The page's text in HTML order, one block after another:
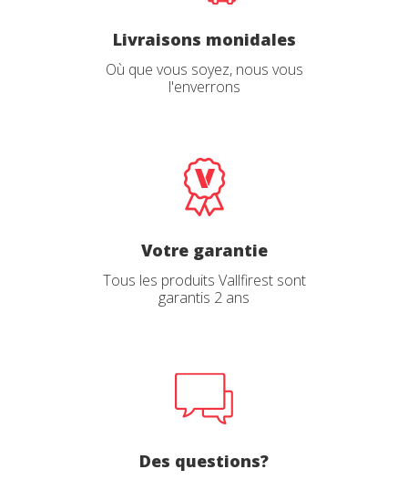
Livraisons monidales
Où que vous soyez, nous vous
l'enverrons
Votre garantie
Tous les produits Vallfirest sont
garantis 2 ans
Des questions?